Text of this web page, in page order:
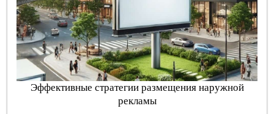
Эффективные стратегии размещения наружной
рекламы